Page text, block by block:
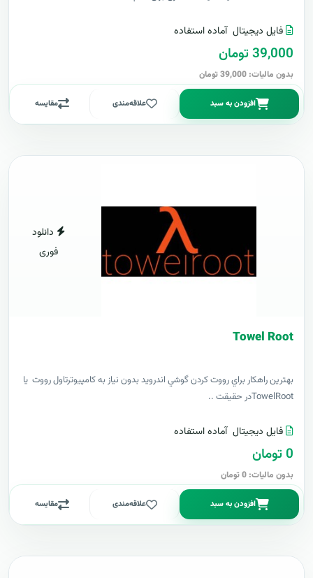
فایل دیجیتال آماده استفاده
39,000 تومان
بدون مالیات: 39,000 تومان
افزودن به سبد علاقه‌مندی مقایسه
دانلود
فوری
Towel Root
بهترين راهکار براي رووت کردن گوشي اندرويد بدون نياز به کامپيوترتاول رووت يا
TowelRootدر حقيقت ..
فایل دیجیتال آماده استفاده
0 تومان
بدون مالیات: 0 تومان
افزودن به سبد علاقه‌مندی مقایسه